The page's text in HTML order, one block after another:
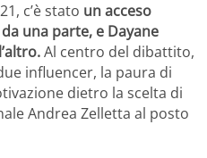
c’è stato un acceso
una parte, e Dayane
Al centro del dibattito,
influencer, la paura di
dietro la scelta di
Andrea Zelletta al posto